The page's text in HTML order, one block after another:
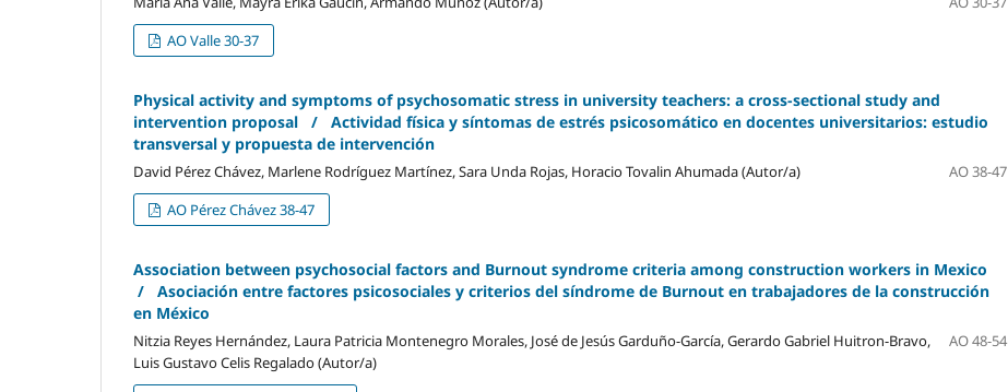
AO Valle 30-37
Physical activity and symptoms of psychosomatic stress in university teachers: a cross-sectional study and
intervention proposal / Actividad física y síntomas de estrés psicosomático en docentes universitarios: estudio
transversal y propuesta de intervención
David Pérez Chávez, Marlene Rodríguez Martínez, Sara Unda Rojas, Horacio Tovalin Ahumada (Autor/a)
AO 38-47
AO Pérez Chávez 38-47
Association between psychosocial factors and Burnout syndrome criteria among construction workers in Mexico
/ Asociación entre factores psicosociales y criterios del síndrome de Burnout en trabajadores de la construcción
en México
Nitzia Reyes Hernández, Laura Patricia Montenegro Morales, José de Jesús Garduño-García, Gerardo Gabriel Huitron-Bravo,
Luis Gustavo Celis Regalado (Autor/a)
AO 48-54